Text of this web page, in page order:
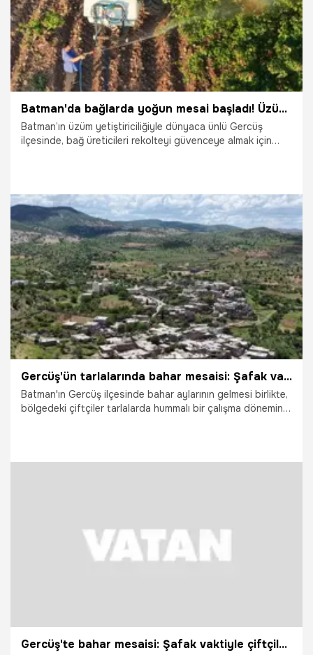
Batman'da bağlarda yoğun mesai başladı! Üzüm rekoltesi için ilaçlama sürüyor
Batman’ın üzüm yetiştiriciliğiyle dünyaca ünlü Gercüş
ilçesinde, bağ üreticileri rekolteyi güvenceye almak için
9.06.2026 Gündem
Gercüş'ün tarlalarında bahar mesaisi: Şafak vaktiyle çiftçiler tarlalara akın ediyor
Batman'ın Gercüş ilçesinde bahar aylarının gelmesi birlikte,
bölgedeki çiftçiler tarlalarda hummalı bir çalışma dönemine
Gercüş'te bahar mesaisi: Şafak vaktiyle çiftçiler tarlalara akın ediyor